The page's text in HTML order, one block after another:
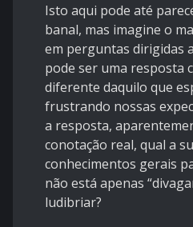
Isto aqui pode até
banal, mas imagine o
em perguntas dirigidas
pode ser uma resposta
diferente daquilo que
frustrando nossas
a resposta,
conotação real, qual a
conhecimentos gerais
não está apenas
ludibriar?